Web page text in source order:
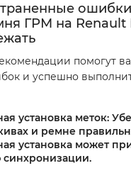
ГРМ на Renault
помогут
и успешно
установка меток:
и ремне
установка может